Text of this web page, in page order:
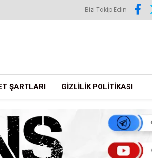
Bizi Takip Edin
ŞARTLARI GIZLILIK POLITIKASI